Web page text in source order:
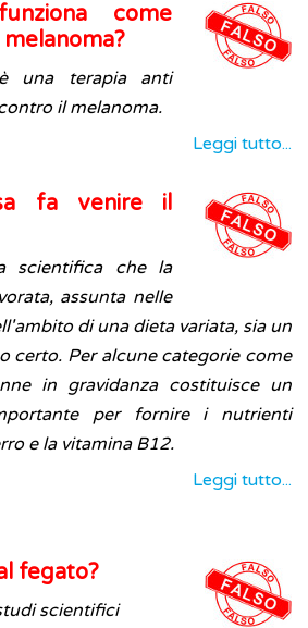
come
una terapia anti
il melanoma.
Leggi tutto...
fa venire il
scientifica che la
assunta nelle
di una dieta variata, sia un
certo. Per alcune categorie come
in gravidanza costituisce un
per fornire i nutrienti
e la vitamina B12.
Leggi tutto...
fegato?
scientifici